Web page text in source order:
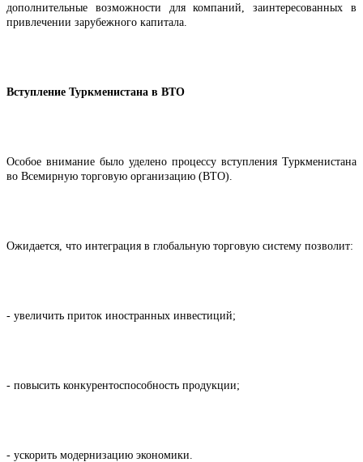
дополнительные возможности для компаний, заинтересованных в
привлечении зарубежного капитала.
Вступление Туркменистана в ВТО
Особое внимание было уделено процессу вступления Туркменистана
во Всемирную торговую организацию (ВТО).
Ожидается, что интеграция в глобальную торговую систему позволит:
- увеличить приток иностранных инвестиций;
- повысить конкурентоспособность продукции;
- ускорить модернизацию экономики.